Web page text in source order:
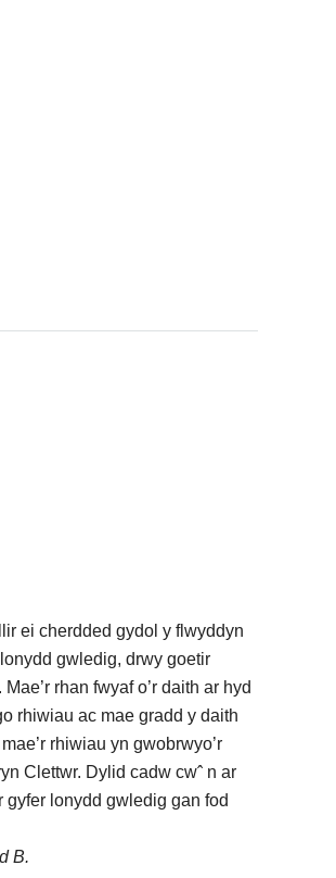
ei cherdded gydol y flwyddyn
gwledig, drwy goetir
rhan fwyaf o’r daith ar hyd
rhiwiau ac mae gradd y daith
rhiwiau yn gwobrwyo’r
Clettwr. Dylid cadw cwˆ n ar
lonydd gwledig gan fod
B.